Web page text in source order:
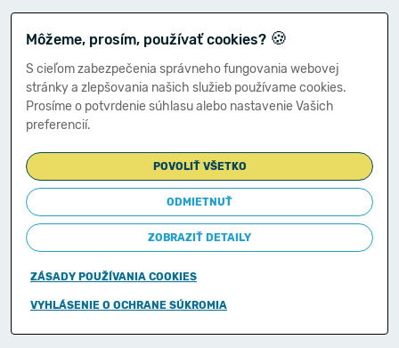
Môžeme, prosím, používať cookies? 🍪
S cieľom zabezpečenia správneho fungovania webovej
stránky a zlepšovania našich služieb používame cookies.
Prosíme o potvrdenie súhlasu alebo nastavenie Vašich
preferencií.
POVOLIŤ VŠETKO
ODMIETNUŤ
ZOBRAZIŤ DETAILY
ZÁSADY POUŽÍVANIA COOKIES
VYHLÁSENIE O OCHRANE SÚKROMIA
Copyright © 2011-2026